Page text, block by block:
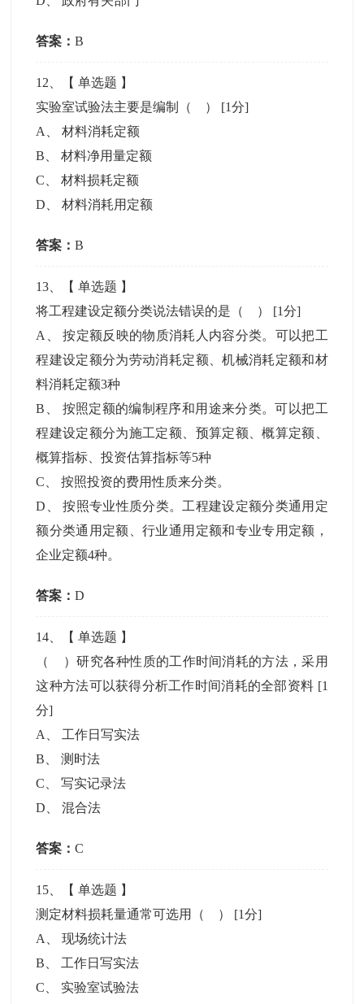
答案：B
12 、【单选题 】
实验室试验法主要是编制（ ） [1分]
A
、材料消耗定额
B 、材料净用量定额
C 、材料损耗定额
D 、材料消耗用定额
答案：B
13 、【单选题 】
将工程建设定额分类说法错误的是（ ） [1分]
A
、按定额反映的物质消耗人内容分类。可以把工
程建设定额分为劳动消耗定额、机械消耗定额和材
料消耗定额3种
B
按照定额的编制程序和用途来分类。可以把工
程建设定额分为施工定额、预算定额、概算定额、
概算指标、投资估算指标等5种
C 、按照投资的费用性质来分类。
D 、按照专业性质分类。工程建设定额分类通用定
额分类通用定额、行业通用定额和专业专用定额，
企业定额4种。
答案：D
14 、【单选题 】
（ ）研究各种性质的工作时间消耗的方法，采用
这种方法可以获得分析工作时间消耗的全部资料 [1
分]
A
工作日写实法
B 、测时法
C 、写实记录法
D 、混合法
答案：C
15 、【单选题 】
测定材料损耗量通常可选用（ ） [1分]
A
、现场统计法
B
工作日写实法
C
实验室试验法